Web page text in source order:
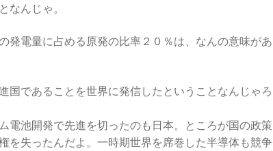
なんじゃ。
電量に占める原発の比率２０％は、なんの意味があ
であることを世界に発信したということなんじゃろ
電池開発で先進を切ったのも日本。ところが国の政策
を失ったんだよ。一時期世界を席巻した半導体も競争